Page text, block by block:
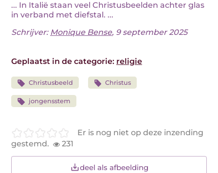
... In Italië staan veel Christusbeelden achter glas
in verband met diefstal. ...
Schrijver: Monique Bense, 9 september 2025
Geplaatst in de categorie: religie
Christusbeeld Christus
jongensstem
Er is nog niet op deze inzending
gestemd.
231
deel als afbeelding